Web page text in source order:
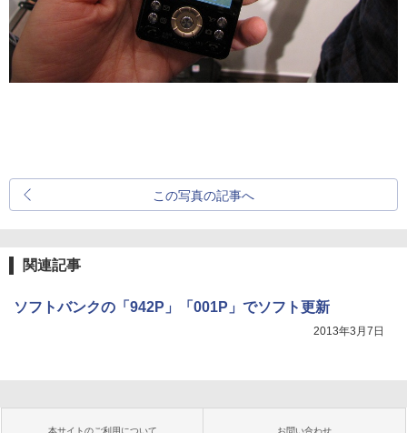
この写真の記事へ
関連記事
ソフトバンクの「942P」「001P」でソフト更新
2013年3月7日
本サイトのご利用について お問い合わせ